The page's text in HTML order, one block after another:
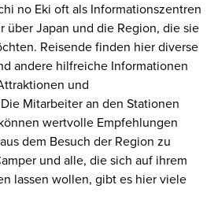
no Eki oft als Informationszentren
über Japan und die Region, die sie
Reisende finden hier diverse
andere hilfreiche Informationen
und
Mitarbeiter an den Stationen
wertvolle Empfehlungen
dem Besuch der Region zu
und alle, die sich auf ihrem
lassen wollen, gibt es hier viele